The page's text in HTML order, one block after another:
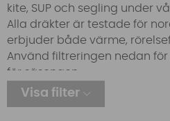
kite, SUP och segling under
Alla dräkter är testade för
erbjuder både värme,
Använd filtreringen nedan
för säsongen.
Visa filter